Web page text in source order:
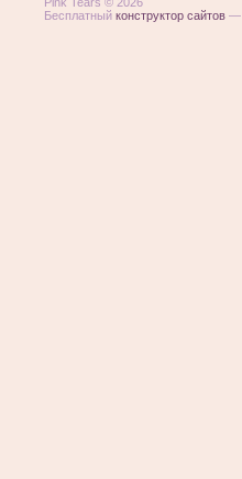
Бесплатный конструктор сайтов —